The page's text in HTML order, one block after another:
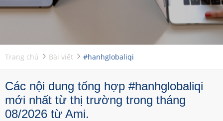
Trang chủ Bài viết #hanhglobaliqi
Các nội dung tổng hợp #hanhglobaliqi
mới nhất từ thị trường trong tháng
08/2026 từ Ami.